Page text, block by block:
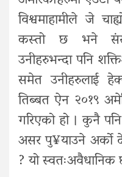
विश्वमाहामीले जे
कस्तो छ भने
उनीहरुभन्दा पनि
समेत उनीहरुलाई
तिब्बत ऐन २०१९
गरिएको हो । कुनै
असर पु¥याउने अर्को
? यो स्वतःअवैधानिक